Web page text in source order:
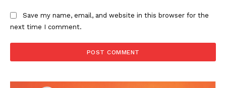
Save my name, email, and website in this browser for the
next time I comment.